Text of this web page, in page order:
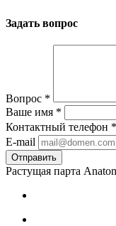
Задать вопрос
Вопрос *
Ваше имя *
Контактный телефон *
E-mail
Растущая парта